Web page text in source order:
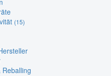
(15)
Reballing